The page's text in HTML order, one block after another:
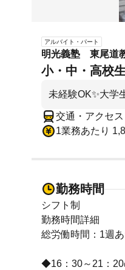
アルバイト・パート
明光義塾 東尾道
小・中・高校
未経験OK✨大学
交通・アクセ
1業務あたり
勤務時間
シフト制
勤務時間詳細
総労働時間：1週
◆16：30～21：